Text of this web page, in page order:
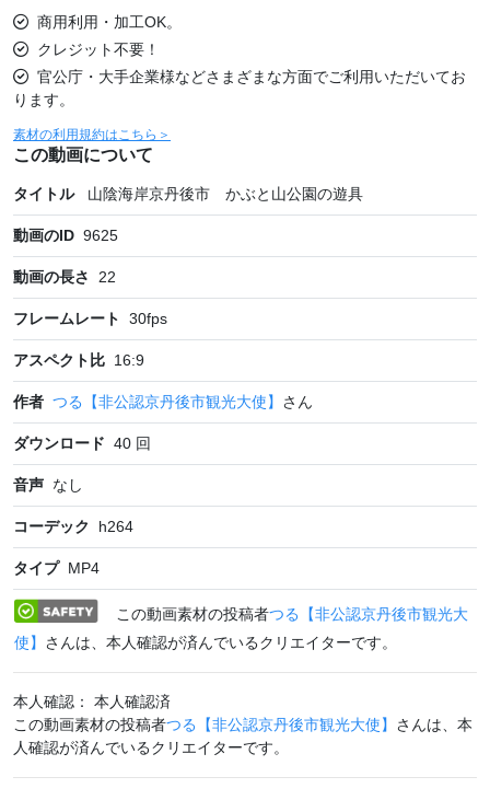
商用利用・加工OK。
クレジット不要！
官公庁・大手企業様などさまざまな方面でご利用いただいてお
ります。
素材の利用規約はこちら＞
この動画について
タイトル 山陰海岸京丹後市 かぶと山公園の遊具
動画のID 9625
動画の長さ 22
フレームレート 30fps
アスペクト比 16:9
作者 つる【非公認京丹後市観光大使】 さん
ダウンロード 40 回
音声 なし
コーデック h264
タイプ MP4
この動画素材の投稿者つる【非公認京丹後市観光大
使】 さんは、本人確認が済んでいるクリエイターです。
本人確認： 本人確認済
この動画素材の投稿者つる【非公認京丹後市観光大使】 さんは、本
人確認が済んでいるクリエイターです。